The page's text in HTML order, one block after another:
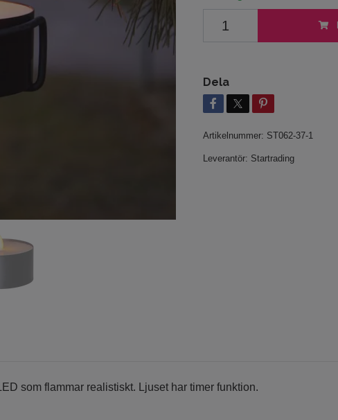
Dela
Artikelnummer: ST062-37-1
Leverantör: Startrading
som flammar realistiskt. Ljuset har timer funktion.